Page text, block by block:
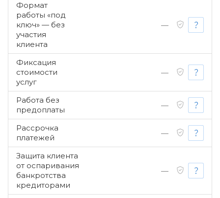
Формат
работы «под
ключ» — без
участия
клиента
—
Фиксация
стоимости
услуг
—
Работа без
предоплаты
—
Рассрочка
платежей
—
Защита клиента
от оспаривания
банкротства
кредиторами
—